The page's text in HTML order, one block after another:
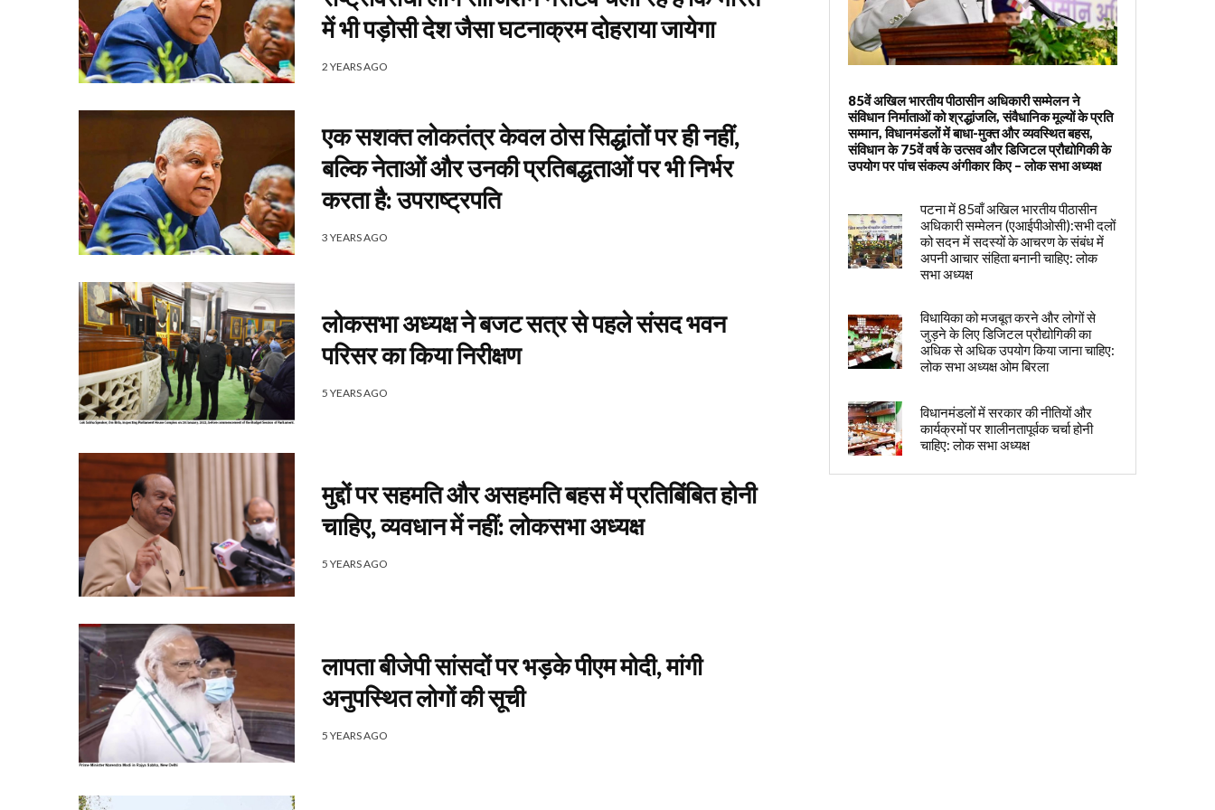
में भी पड़ोसी देश जैसा घटनाक्रम दोहराया जायेगा
2 YEARS AGO
एक सशक्त लोकतंत्र केवल ठोस सिद्धांतों पर ही नहीं,
बल्कि नेताओं और उनकी प्रतिबद्धताओं पर भी निर्भर
करता है: उपराष्ट्रपति
3 YEARS AGO
लोकसभा अध्यक्ष ने बजट सत्र से पहले संसद भवन
परिसर का किया निरीक्षण
5 YEARS AGO
मुद्दों पर सहमति और असहमति बहस में प्रतिबिंबित होनी
चाहिए, व्यवधान में नहीं: लोकसभा अध्यक्ष
5 YEARS AGO
लापता बीजेपी सांसदों पर भड़के पीएम मोदी, मांगी
अनुपस्थित लोगों की सूची
5 YEARS AGO
85वें अखिल भारतीय पीठासीन अधिकारी सम्मेलन ने
संविधान निर्माताओं को श्रद्धांजलि, संवैधानिक मूल्यों के प्रति
सम्मान, विधानमंडलों में बाधा-मुक्त और व्यवस्थित बहस,
संविधान के 75वें वर्ष के उत्सव और डिजिटल प्रौद्योगिकी के
उपयोग पर पांच संकल्प अंगीकार किए – लोक सभा अध्यक्ष
पटना में 85वाँ अखिल भारतीय पीठासीन
अधिकारी सम्मेलन (एआईपीओसी):सभी दलों
को सदन में सदस्यों के आचरण के संबंध में
अपनी आचार संहिता बनानी चाहिए: लोक
सभा अध्यक्ष
विधायिका को मजबूत करने और लोगों से
जुड़ने के लिए डिजिटल प्रौद्योगिकी का
अधिक से अधिक उपयोग किया जाना चाहिए:
लोक सभा अध्यक्ष ओम बिरला
विधानमंडलों में सरकार की नीतियों और
कार्यक्रमों पर शालीनतापूर्वक चर्चा होनी
चाहिए: लोक सभा अध्यक्ष